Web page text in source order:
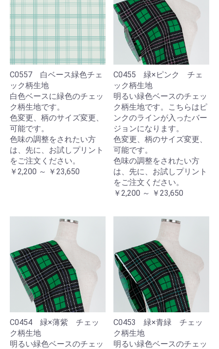
C0557 白ベース緑色チェ
ック柄生地
白色ベースに緑色のチェッ
ク柄生地です。
色変更、柄のサイズ変更、
可能です。
色味の調整をされたい方
は、先に、お試しプリント
をご注文ください。
￥2,200 ～ ￥23,650
C0455 緑×ピンク チェ
ック柄生地
明るい緑色ベースのチェッ
ク柄生地です。こちらはピ
ンクのラインが入ったバー
ジョンになります。
色変更、柄のサイズ変更、
可能です。
色味の調整をされたい方
は、先に、お試しプリント
をご注文ください。
￥2,200 ～ ￥23,650
C0454 緑×薄紫 チェッ
ク柄生地
明るい緑色ベースのチェッ
C0453 緑×青緑 チェッ
ク柄生地
明るい緑色ベースのチェッ